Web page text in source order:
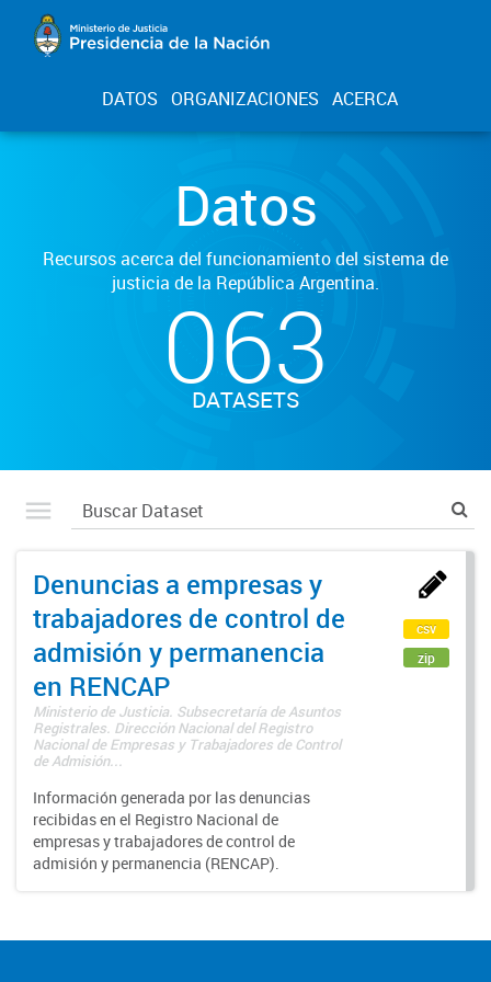
DATOS ORGANIZACIONES ACERCA
Datos
Recursos acerca del funcionamiento del sistema de
justicia de la República Argentina.
063
DATASETS
Denuncias a empresas y
trabajadores de control de
admisión y permanencia
en RENCAP
Ministerio de Justicia. Subsecretaría de Asuntos
Registrales. Dirección Nacional del Registro
Nacional de Empresas y Trabajadores de Control
de Admisión...
Información generada por las denuncias
recibidas en el Registro Nacional de
empresas y trabajadores de control de
admisión y permanencia (RENCAP).
csv
zip